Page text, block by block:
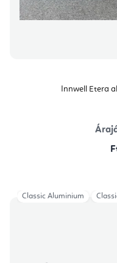
Innwell Etera
Classic Aluminium